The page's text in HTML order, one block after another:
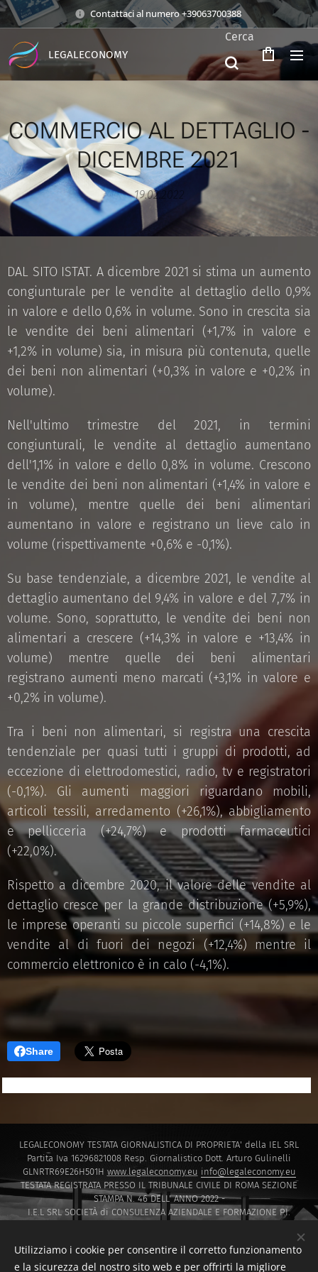
Contattaci al numero +39063700388
LEGALECONOMY
Cerca
COMMERCIO AL DETTAGLIO -
DICEMBRE 2021
19.02.2022
DAL SITO ISTAT. A dicembre 2021 si stima un aumento
congiunturale per le vendite al dettaglio dello 0,9%
in valore e dello 0,6% in volume. Sono in crescita sia
le vendite dei beni alimentari (+1,7% in valore e
+1,2% in volume) sia, in misura più contenuta, quelle
dei beni non alimentari (+0,3% in valore e +0,2% in
volume).
Nell'ultimo trimestre del 2021, in termini
congiunturali, le vendite al dettaglio aumentano
dell'1,1% in valore e dello 0,8% in volume. Crescono
le vendite dei beni non alimentari (+1,4% in valore e
in volume), mentre quelle dei beni alimentari
aumentano in valore e registrano un lieve calo in
volume (rispettivamente +0,6% e -0,1%).
Su base tendenziale, a dicembre 2021, le vendite al
dettaglio aumentano del 9,4% in valore e del 7,7% in
volume. Sono, soprattutto, le vendite dei beni non
alimentari a crescere (+14,3% in valore e +13,4% in
volume) mentre quelle dei beni alimentari
registrano aumenti meno marcati (+3,1% in valore e
+0,2% in volume).
Tra i beni non alimentari, si registra una crescita
tendenziale per quasi tutti i gruppi di prodotti, ad
eccezione di elettrodomestici, radio, tv e registratori
(-0,1%). Gli aumenti maggiori riguardano mobili,
articoli tessili, arredamento (+26,1%), abbigliamento
e pellicceria (+24,7%) e prodotti farmaceutici
(+22,0%).
Rispetto a dicembre 2020, il valore delle vendite al
dettaglio cresce per la grande distribuzione (+5,9%),
le imprese operanti su piccole superfici (+14,8%) e le
vendite al di fuori dei negozi (+12,4%) mentre il
commercio elettronico è in calo (-4,1%).
Share
LEGALECONOMY TESTATA GIORNALISTICA DI PROPRIETA' della IEL SRL
Partita Iva 16296821008 Resp. Giornalistico Dott. Arturo Gulinelli
GLNRTR69E26H501H www.legaleconomy.eu info@legaleconomy.eu
TESTATA REGISTRATA PRESSO IL TRIBUNALE CIVILE DI ROMA SEZIONE
STAMPA N. 46 DELL' ANNO 2022 -
I.E.L SRL SOCIETÀ di CONSULENZA AZIENDALE E FORMAZIONE P.I.
I.E.L. SRL SOCIETÀ di Capitali ISCRITTA PRESSO LA CAMERA DI COMMERCIO
Utilizziamo i cookie per consentire il corretto funzionamento
e la sicurezza del nostro sito web e per offrirti la migliore